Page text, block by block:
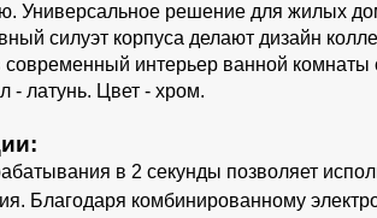
Универсальное решение для жилых
силуэт корпуса делают дизайн
интерьер ванной
- латунь. Цвет - хром.
в 2 секунды позволяет
Благодаря комбинированному